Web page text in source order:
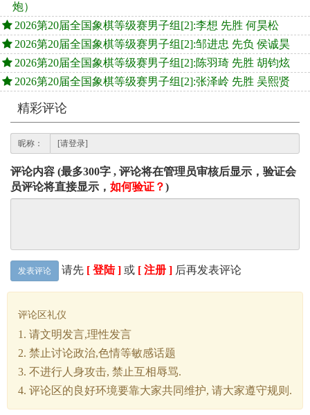
炮）
2026第20届全国象棋等级赛男子组[2]:李想 先胜 何昊松
2026第20届全国象棋等级赛男子组[2]:邹进忠 先负 侯诚昊
2026第20届全国象棋等级赛男子组[2]:陈羽琦 先胜 胡钧炫
2026第20届全国象棋等级赛男子组[2]:张泽岭 先胜 吴熙贤
精彩评论
昵称：
评论内容 (最多300字 , 评论将在管理员审核后显示，验证会
员评论将直接显示， 如何验证？)
发表评论 请先 [ 登陆 ] 或 [ 注册 ] 后再发表评论
评论区礼仪
1. 请文明发言,理性发言
2. 禁止讨论政治,色情等敏感话题
3. 不进行人身攻击, 禁止互相辱骂.
4. 评论区的良好环境要靠大家共同维护, 请大家遵守规则.